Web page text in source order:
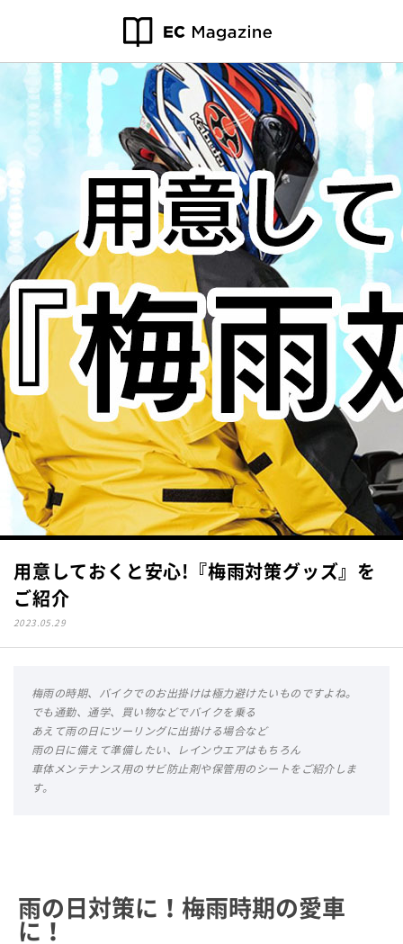
用意しておくと安心!『梅雨対策グッズ』を
ご紹介
2023.05.29
梅雨の時期、バイクでのお出掛けは極力避けたいものですよね。
でも通勤、通学、買い物などでバイクを乗る
あえて雨の日にツーリングに出掛ける場合など
雨の日に備えて準備したい、レインウエアはもちろん
車体メンテナンス用のサビ防止剤や保管用のシートをご紹介しま
す。
雨の日対策に！梅雨時期の愛車
に！